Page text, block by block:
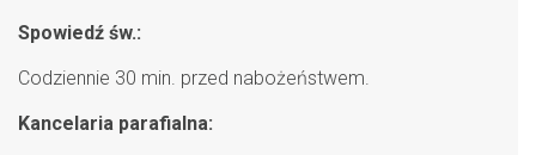
Spowiedź św.:
Codziennie 30 min. przed nabożeństwem.
Kancelaria parafialna: